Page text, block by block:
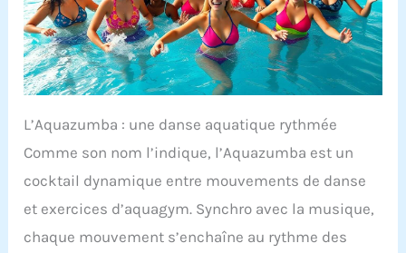
L’Aquazumba : une danse aquatique rythmée
Comme son nom l’indique, l’Aquazumba est un
cocktail dynamique entre mouvements de danse
et exercices d’aquagym. Synchro avec la musique,
chaque mouvement s’enchaîne au rythme des